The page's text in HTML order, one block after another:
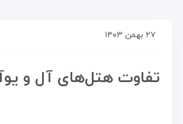
۲۷ بهمن ۱۴۰۳
تفاوت هتل‌های آل و